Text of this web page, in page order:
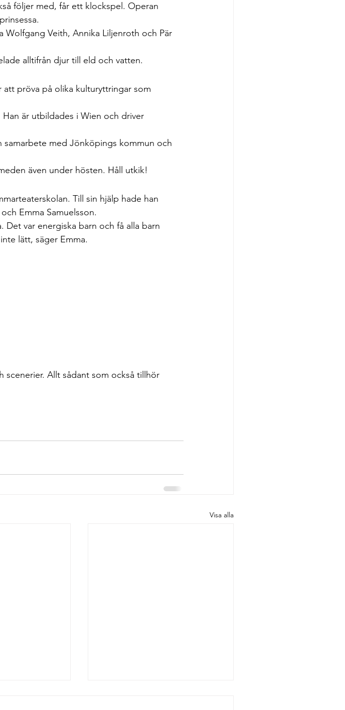
följer med, får ett klockspel. Operan
Wolfgang Veith, Annika Liljenroth och Pär
alltifrån djur till eld och vatten.
pröva på olika kulturyttringar som
är utbildades i Wien och driver
med Jönköpings kommun och
även under hösten. Håll utkik!
Till sin hjälp hade han
Emma Samuelsson.
var energiska barn och få alla barn
lätt, säger Emma.
scenerier. Allt sådant som också tillhör
Visa alla